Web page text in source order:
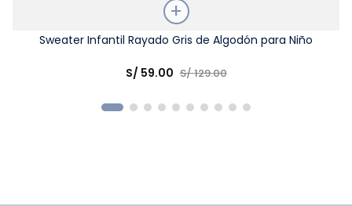
Sweater Infantil Rayado Gris de Algodón para Niño
S/ 59.00 S/129.00